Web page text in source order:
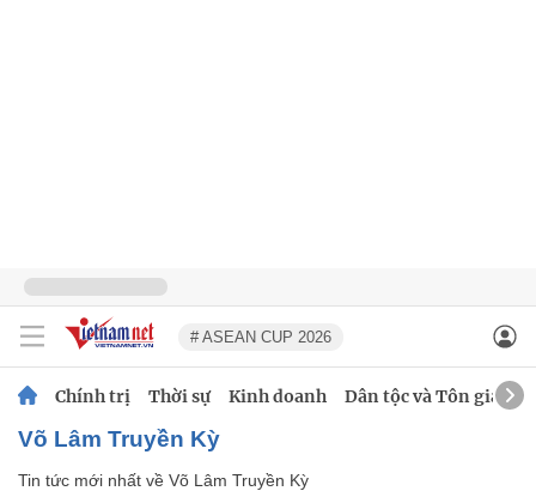
# ASEAN CUP 2026
Chính trị Thời sự Kinh doanh Dân tộc và Tôn giáo
Võ Lâm Truyền Kỳ
Tin tức mới nhất về Võ Lâm Truyền Kỳ